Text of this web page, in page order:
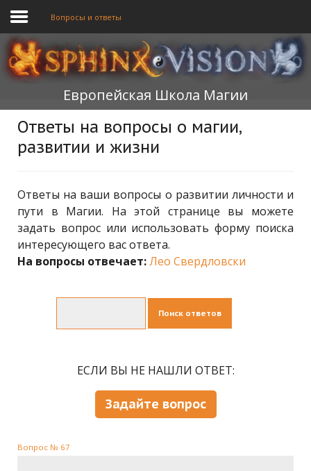
ГЛАВНАЯ
ОБУЧЕНИЕ
ТЕОРИЯ
МЫ
ФОРУМ
БЛОГ
ПОДАТЬ ЗАЯВКУ
Вопросы и ответы
Европейская Школа Магии
Ответы на вопросы о магии,
развитии и жизни
Ответы на ваши вопросы о развитии личности и
пути в Магии. На этой странице вы можете
задать вопрос или использовать форму поиска
интересующего вас ответа.
На вопросы отвечает:Лео Свердловски
Поиск ответов
ЕСЛИ ВЫ НЕ НАШЛИ ОТВЕТ:
Задайте вопрос
Вопрос № 67